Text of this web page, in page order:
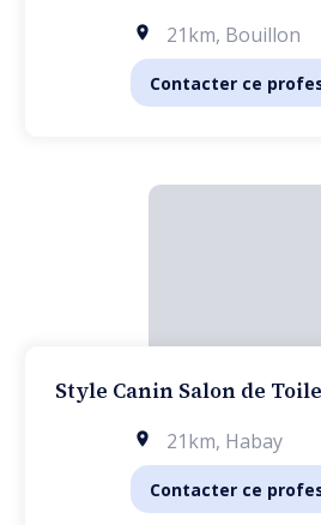
21km, Bouillon
Contacter ce
Style Canin Salon de
21km, Habay
Contacter ce